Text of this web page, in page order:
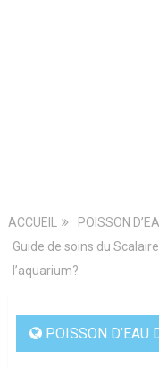
ACCUEIL
POISSON
Guide de soins du
l’aquarium?
POISSON D’EAU